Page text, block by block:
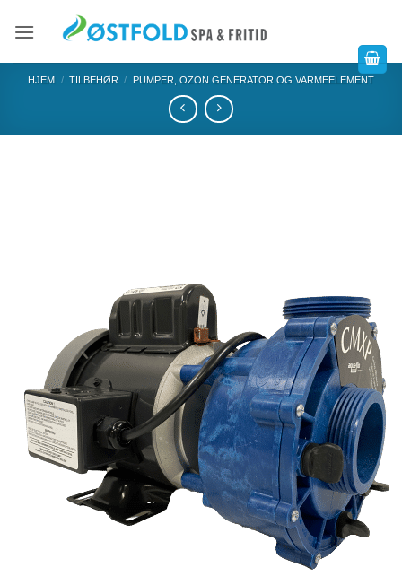
HJEM / TILBEHØR / PUMPER, OZON GENERATOR OG VARMEELEMENT